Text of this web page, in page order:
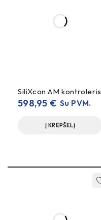
SiliXcon AM kontroleris
598,95 € Su PVM.
Į KREPŠELĮ